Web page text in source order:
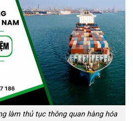
làm thủ tục thông quan hàng hóa